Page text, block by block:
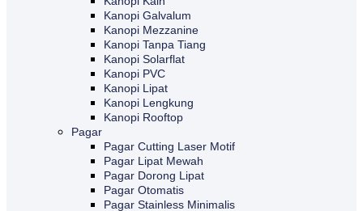
Kanopi Galvalum
Kanopi Mezzanine
Kanopi Tanpa Tiang
Kanopi Solarflat
Kanopi PVC
Kanopi Lipat
Kanopi Lengkung
Kanopi Rooftop
Pagar
Pagar Cutting Laser Motif
Pagar Lipat Mewah
Pagar Dorong Lipat
Pagar Otomatis
Pagar Stainless Minimalis